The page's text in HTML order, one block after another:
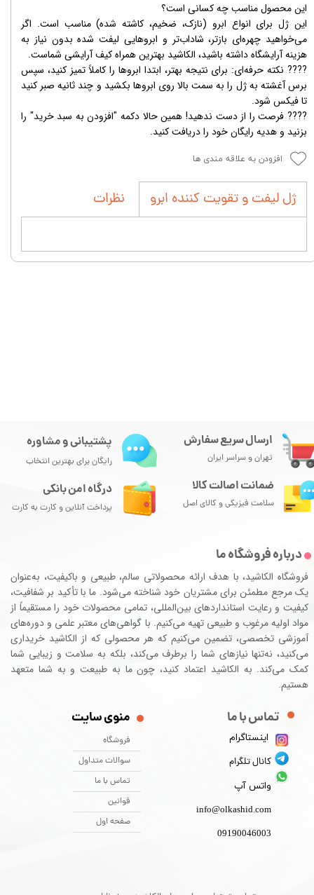
این محصول مناسب چه کسانی است؟
​این ژل برای انواع ابرو (نازک، ضخیم، کاشته شده) مناسب است. اگر
می‌خواهید چهره‌ای بازتر، شاداب‌تر و ابروهایی لیفت شده بدون نیاز به
هزینه آرایشگاه داشته باشید، الکاشید بهترین همراه کیف آرایشی شماست.
​???? نکته حرفه‌ای: برای نتیجه بهتر، ابتدا ابروها را کاملاً تمیز کنید، سپس
برس آغشته به ژل را به سمت بالا روی ابروها بکشید و چند ثانیه صبر کنید
تا فیکس شود.
​???? فرصت را از دست ندهید! همین حالا دکمه "افزودن به سبد خرید" را
بزنید و هدیه رایگان خود را دریافت کنید.
افزودن به علاقه مندی ها
ژل لیفت و تقویت کننده ابرو نظرات
ارسال سریع سفارش
تهران و سراسر ایران
درگاه امن بانکی
پرداخت آنلاین و کارت به کارت
پشتیبانی و مشاوره
رایگان برای بهترین انتخاب
ضمانت اصالت کالا
سلامت فیزیکی و کالای اصل
درباره فروشگاه ما
فروشگاه الکاشید، با هدف ارائه محصولاتی سالم، طبیعی و باکیفیت، به‌عنوان
یک مرجع مطمئن برای مشتریان خود شناخته می‌شود. ما با تأکید بر شفافیت،
کیفیت و رعایت استانداردهای بین‌المللی، تمامی محصولات خود را مستقیماً از
مواد اولیه مرغوب و طبیعی تهیه می‌کنیم. با گواهی‌های معتبر علمی و دوره‌های
آموزشی تخصصی، تضمین می‌کنیم که هر محصولی که از الکاشید خریداری
می‌کنید، نه‌تنها نیازهای شما را برطرف می‌کند، بلکه به سلامت و زیبایی شما
کمک می‌کند. به الکاشید اعتماد کنید، چون ما به طبیعت و به شما متعهد
هستیم.
تماس با ما ​​​​​​​
اینستاگرام
کانال تلگرام
واتس آپ
info@olkashid.com
09190046003
منوی سایت
فروشگاه
سوالات متداول
تماس با ما
قوانین
صفحه اول